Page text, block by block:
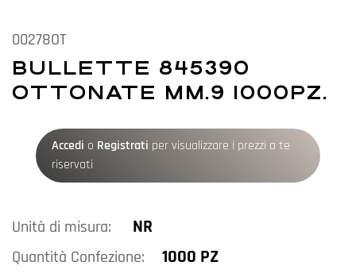
00278OT
BULLETTE 845390
OTTONATE MM.9 1000PZ.
Accedi o Registrati per visualizzare i prezzi a te
riservati
Unità di misura: NR
Quantità Confezione: 1000 PZ